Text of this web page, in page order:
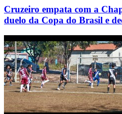
Cruzeiro empata com a
duelo da Copa do Brasil e